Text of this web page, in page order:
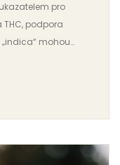
pro
podpora
„indica“ mohou